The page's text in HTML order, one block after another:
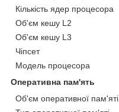
Кількість ядер процесора
Об'єм кешу L2
Об'єм кешу L3
Чіпсет
Модель процесора
Оперативна пам'ять
Об'єм оперативної пам'яті